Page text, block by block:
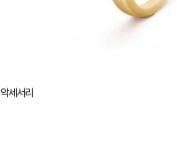
악세서리